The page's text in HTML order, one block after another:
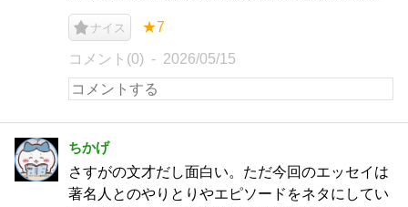
ナイス ★7
コメント(0) 2026/05/15
ちかげ
さすがの文才だし面白い。ただ今回のエッセイは
著名人とのやりとりやエピソードをネタにしてい